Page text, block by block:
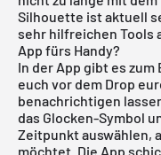
Silhouette ist aktuell
sehr hilfreichen Tools
App fürs Handy?
In der App gibt es
euch vor dem Drop
benachrichtigen
das Glocken-Symbol
Zeitpunkt auswählen,
möchtet. Die App